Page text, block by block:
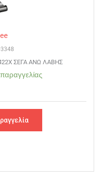
422X ΣΕΓΑ ΑΝΩ ΛΑΒΗΣ